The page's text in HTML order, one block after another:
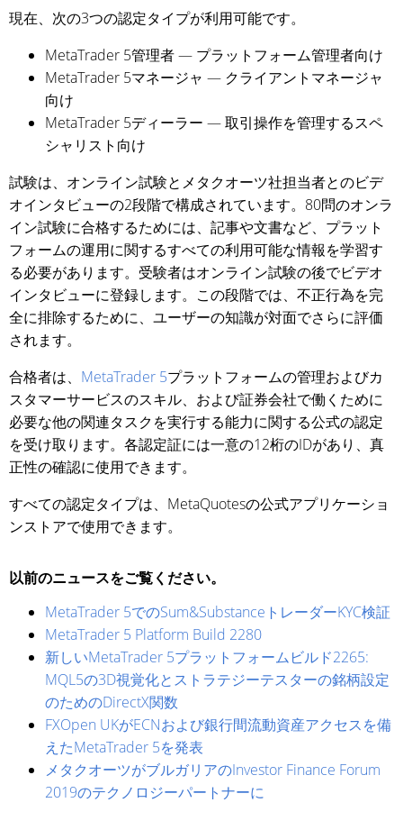
現在、次の3つの認定タイプが利用可能です。
MetaTrader 5管理者 — プラットフォーム管理者向け
MetaTrader 5マネージャ — クライアントマネージャ
向け
MetaTrader 5ディーラー — 取引操作を管理するスペ
シャリスト向け
試験は、オンライン試験とメタクオーツ社担当者とのビデ
オインタビューの2段階で構成されています。80問のオンラ
イン試験に合格するためには、記事や文書など、プラット
フォームの運用に関するすべての利用可能な情報を学習す
る必要があります。受験者はオンライン試験の後でビデオ
インタビューに登録します。この段階では、不正行為を完
全に排除するために、ユーザーの知識が対面でさらに評価
されます。
合格者は、 MetaTrader 5プラットフォームの管理およびカ
スタマーサービスのスキル、および証券会社で働くために
必要な他の関連タスクを実行する能力に関する公式の認定
を受け取ります。各認定証には一意の12桁のIDがあり、真
正性の確認に使用できます。
すべての認定タイプは、MetaQuotesの公式アプリケーショ
ンストアで使用できます。
以前のニュースをご覧ください。
MetaTrader 5でのSum&SubstanceトレーダーKYC検証
MetaTrader 5 Platform Build 2280
新しいMetaTrader 5プラットフォームビルド2265:
MQL5の3D視覚化とストラテジーテスターの銘柄設定
のためのDirectX関数
FXOpen UKがECNおよび銀行間流動資産アクセスを備
えたMetaTrader 5を発表
メタクオーツがブルガリアのInvestor Finance Forum
2019のテクノロジーパートナーに